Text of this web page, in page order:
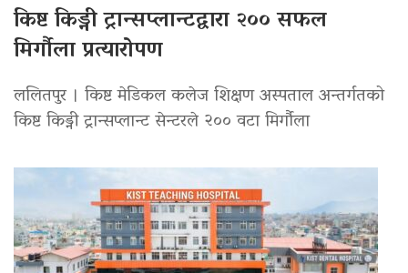
किष्ट किड्नी ट्रान्सप्लान्टद्वारा २०० सफल
मिर्गौला प्रत्यारोपण
ललितपुर । किष्ट मेडिकल कलेज शिक्षण अस्पताल अन्तर्गतको
किष्ट किड्नी ट्रान्सप्लान्ट सेन्टरले २०० वटा मिर्गौला